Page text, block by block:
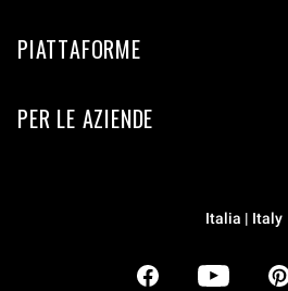
PIATTAFORME
PER LE AZIENDE
Italia | Italy